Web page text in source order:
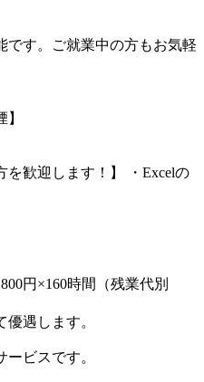
す。ご就業中の方もお気軽
を歓迎します！】 ・Excelの
円×160時間（残業代別
遇します。
ビスです。